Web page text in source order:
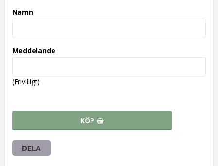
Namn
Meddelande
(Frivilligt)
KÖP
DELA